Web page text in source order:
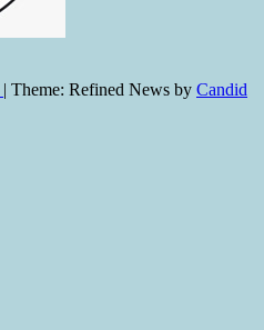
| Theme: Refined News by Candid